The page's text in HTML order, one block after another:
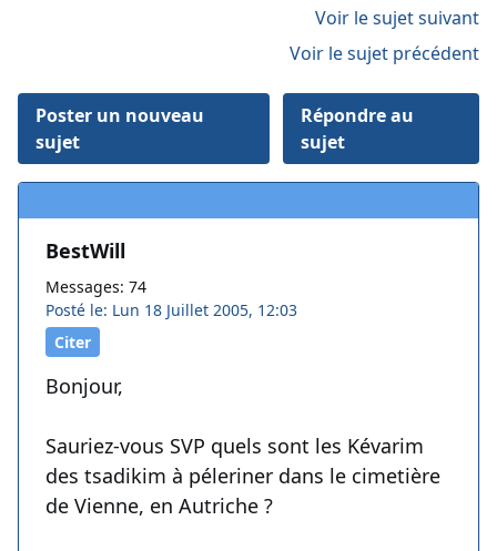
Voir le sujet suivant
Voir le sujet précédent
Poster un nouveau
sujet
Répondre au
sujet
BestWill
Messages: 74
Posté le: Lun 18 Juillet 2005, 12:03
Citer
Bonjour,
Sauriez-vous SVP quels sont les Kévarim
des tsadikim à péleriner dans le cimetière
de Vienne, en Autriche ?